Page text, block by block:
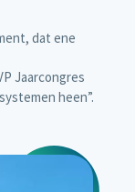
dat ene
Jaarcongres
heen”.